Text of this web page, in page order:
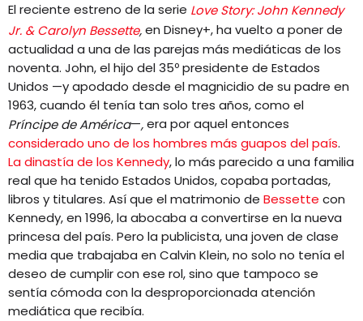
El reciente estreno de la serie Love Story: John Kennedy
Jr. & Carolyn Bessette,en Disney+, ha vuelto a poner de
actualidad a una de las parejas más mediáticas de los
noventa. John, el hijo del 35º presidente de Estados
Unidos —y apodado desde el magnicidio de su padre en
1963, cuando él tenía tan solo tres años, como el
Príncipe de América—,era por aquel entonces
considerado uno de los hombres más guapos del país.
La dinastía de los Kennedy, lo más parecido a una familia
real que ha tenido Estados Unidos, copaba portadas,
libros y titulares. Así que el matrimonio de Bessette con
Kennedy, en 1996, la abocaba a convertirse en la nueva
princesa del país. Pero la publicista, una joven de clase
media que trabajaba en Calvin Klein, no solo no tenía el
deseo de cumplir con ese rol, sino que tampoco se
sentía cómoda con la desproporcionada atención
mediática que recibía.